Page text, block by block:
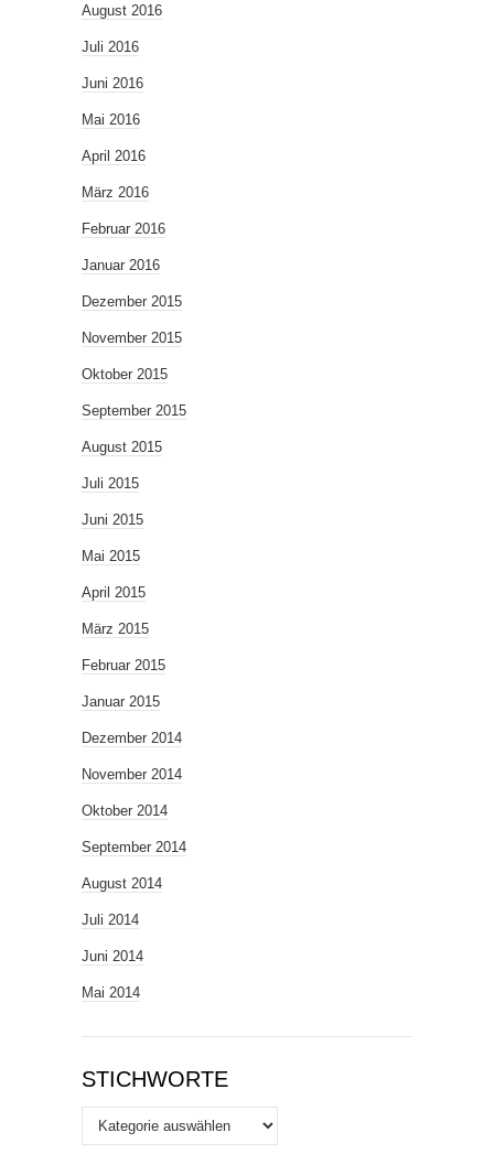
August 2016
Juli 2016
Juni 2016
Mai 2016
April 2016
März 2016
Februar 2016
Januar 2016
Dezember 2015
November 2015
Oktober 2015
September 2015
August 2015
Juli 2015
Juni 2015
Mai 2015
April 2015
März 2015
Februar 2015
Januar 2015
Dezember 2014
November 2014
Oktober 2014
September 2014
August 2014
Juli 2014
Juni 2014
Mai 2014
STICHWORTE
Stichworte